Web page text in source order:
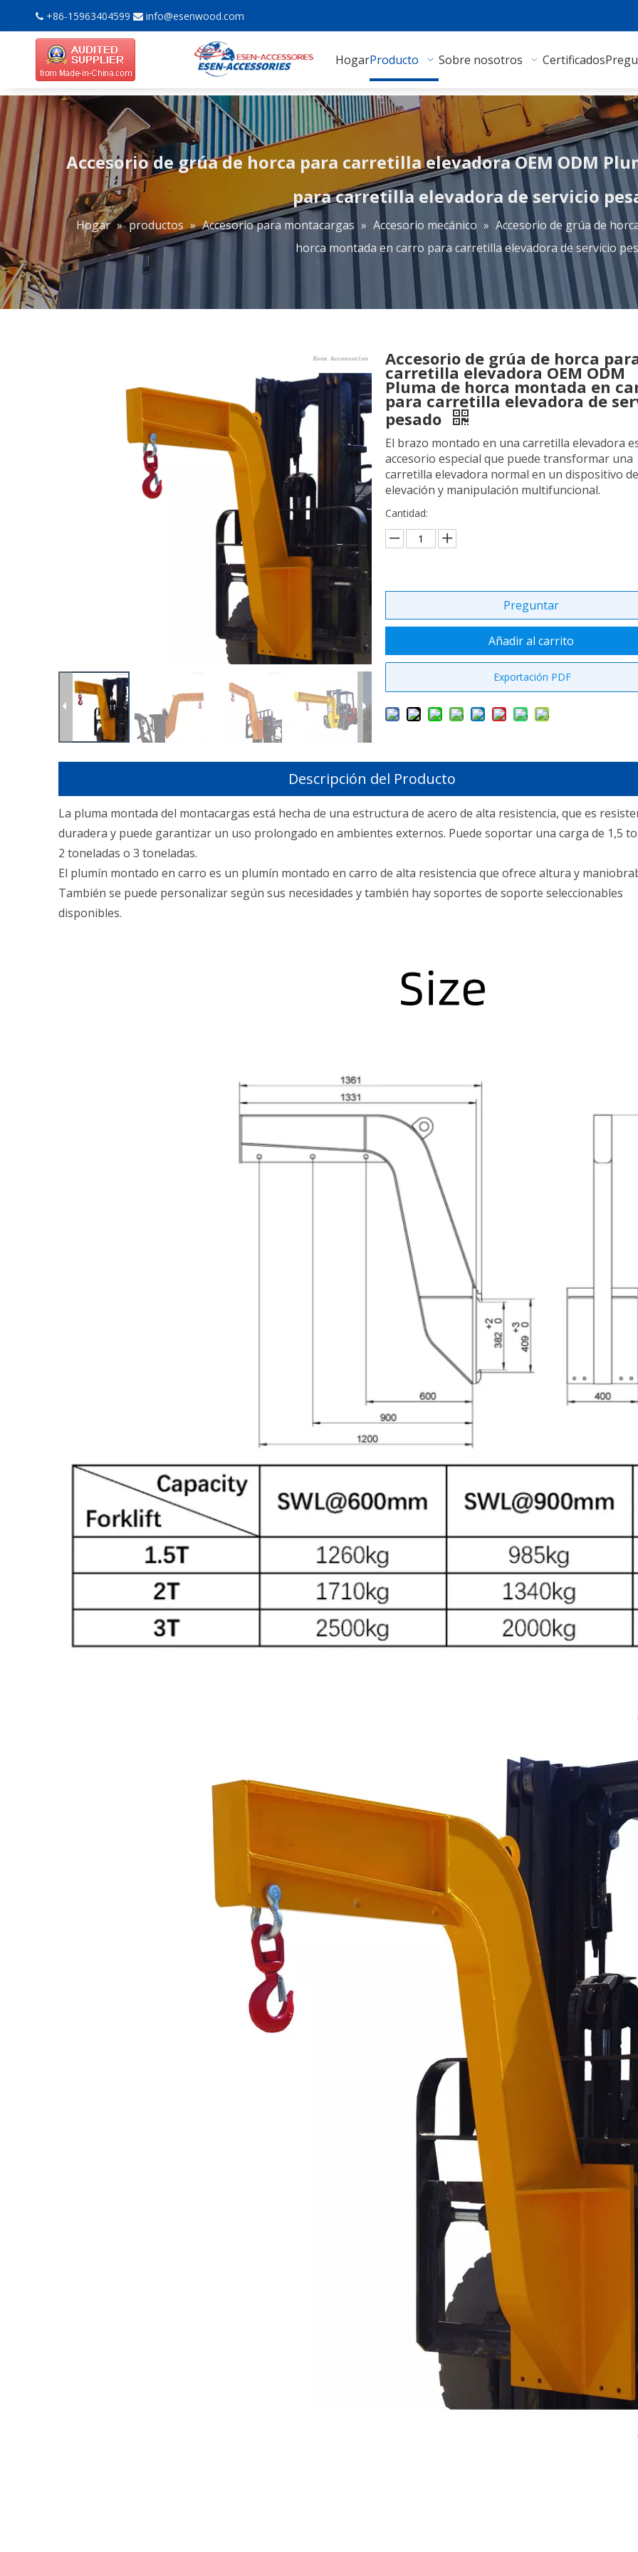
 +86-15963404599  info@esenwood.com
HogarProducto Sobre nosotros Certificados
Accesorio de grúa de horca para carretilla elevadora OEM ODM
para carretilla elevadora de servicio
Hogar » productos » Accesorio para montacargas » Accesorio mecánico » Accesorio de grúa de
horca montada en carro para carretilla elevadora de servicio
Accesorio de grúa de horca
carretilla elevadora OEM ODM
Pluma de horca montada en
para carretilla elevadora de
pesado
El brazo montado en una carretilla elevadora
accesorio especial que puede transformar una
carretilla elevadora normal en un dispositivo de
elevación y manipulación multifuncional.
Cantidad:
Preguntar
Añadir al carrito
Exportación PDF
Descripción del Producto
La pluma montada del montacargas está hecha de una estructura de acero de alta resistencia, que es
duradera y puede garantizar un uso prolongado en ambientes externos. Puede soportar una carga de 1,5
2 toneladas o 3 toneladas.
El plumín montado en carro es un plumín montado en carro de alta resistencia que ofrece altura y
También se puede personalizar según sus necesidades y también hay soportes de soporte seleccionables
disponibles.